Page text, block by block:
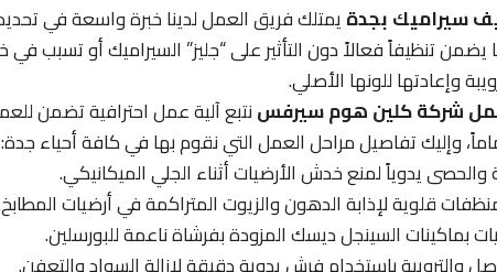
سيراميك بجدةيمتلك فريق العمل لدينا خبرة واسعة في
يضمن تنظيفاً فعالاً دون التأثير على “جليز” السيراميك أو تسبب
وإعادتها للونها الأصلي.
شركة كلين هوم سيرفسنتبع آلية عمل احترافية تضمن
وإليك تفاصيل مراحل العمل التي نقوم بها في كافة أحياء جدة:
والحصى يدوياً لمنع خدش الأرضيات أثناء الجلي الميكانيكي.
قلوية لإذابة الدهون والزيوت المتراكمة في أرضيات
بماكينات السينجل ديسك المزودة بفرشاة ناعمة للبورسلين.